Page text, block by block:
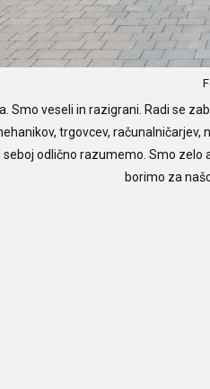
Smo veseli in razigrani. Radi se
trgovcev,
odlično razumemo. Smo
borimo za